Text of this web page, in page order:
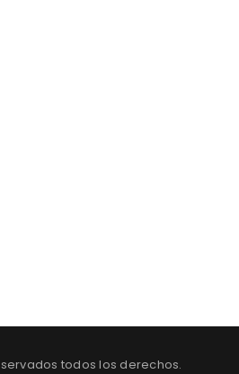
todos los derechos.